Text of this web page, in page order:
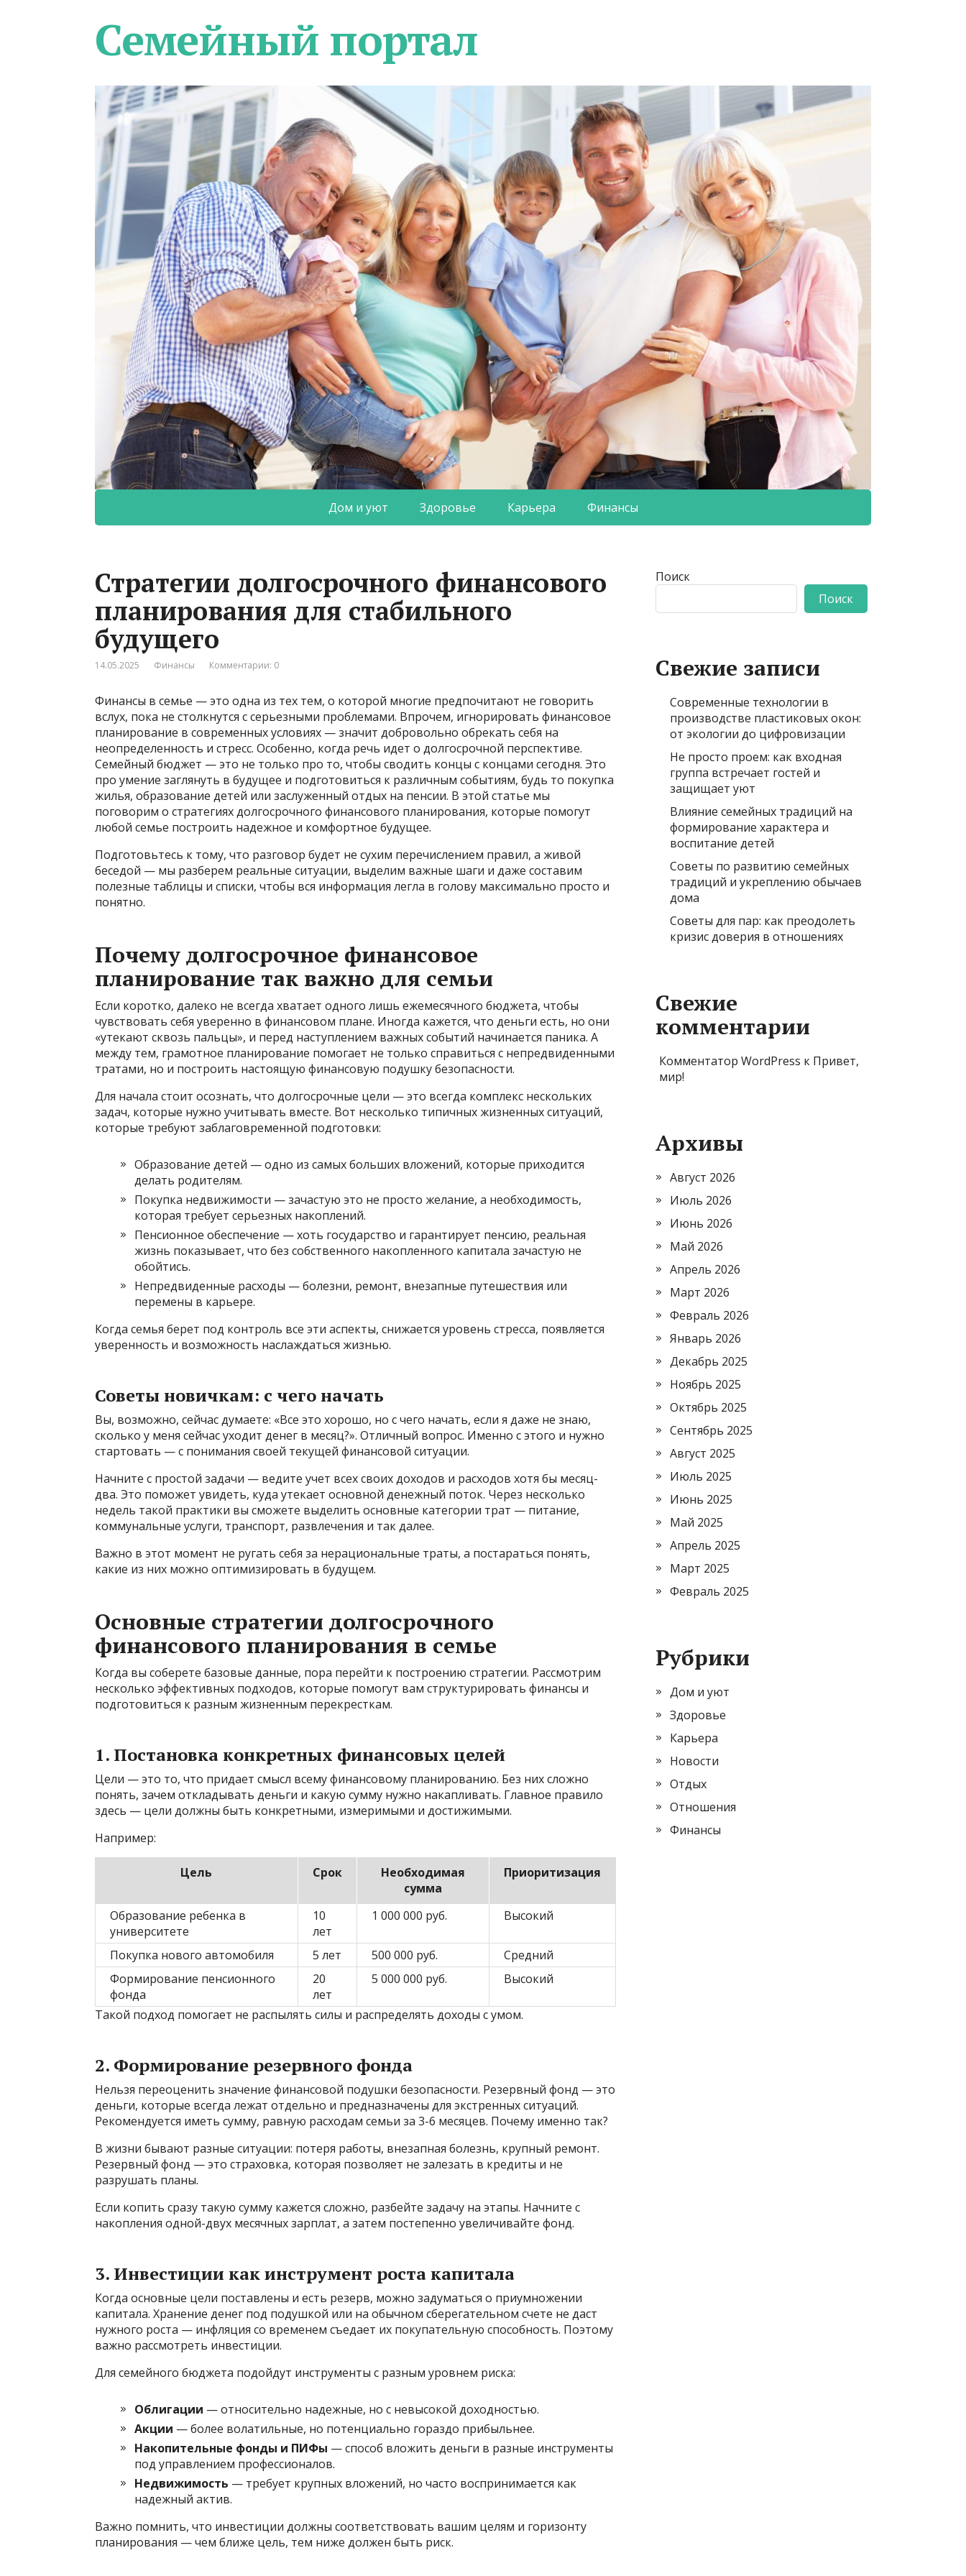
Семейный портал
Дом и уют Здоровье Карьера Финансы
Стратегии долгосрочного финансового
планирования для стабильного
будущего
14.05.2025 Финансы Комментарии: 0
Финансы в семье — это одна из тех тем, о которой многие предпочитают не говорить
вслух, пока не столкнутся с серьезными проблемами. Впрочем, игнорировать финансовое
планирование в современных условиях — значит добровольно обрекать себя на
неопределенность и стресс. Особенно, когда речь идет о долгосрочной перспективе.
Семейный бюджет — это не только про то, чтобы сводить концы с концами сегодня. Это
про умение заглянуть в будущее и подготовиться к различным событиям, будь то покупка
жилья, образование детей или заслуженный отдых на пенсии. В этой статье мы
поговорим о стратегиях долгосрочного финансового планирования, которые помогут
любой семье построить надежное и комфортное будущее.
Подготовьтесь к тому, что разговор будет не сухим перечислением правил, а живой
беседой — мы разберем реальные ситуации, выделим важные шаги и даже составим
полезные таблицы и списки, чтобы вся информация легла в голову максимально просто и
понятно.
Почему долгосрочное финансовое
планирование так важно для семьи
Если коротко, далеко не всегда хватает одного лишь ежемесячного бюджета, чтобы
чувствовать себя уверенно в финансовом плане. Иногда кажется, что деньги есть, но они
«утекают сквозь пальцы», и перед наступлением важных событий начинается паника. А
между тем, грамотное планирование помогает не только справиться с непредвиденными
тратами, но и построить настоящую финансовую подушку безопасности.
Для начала стоит осознать, что долгосрочные цели — это всегда комплекс нескольких
задач, которые нужно учитывать вместе. Вот несколько типичных жизненных ситуаций,
которые требуют заблаговременной подготовки:
Образование детей — одно из самых больших вложений, которые приходится
делать родителям.
Покупка недвижимости — зачастую это не просто желание, а необходимость,
которая требует серьезных накоплений.
Пенсионное обеспечение — хоть государство и гарантирует пенсию, реальная
жизнь показывает, что без собственного накопленного капитала зачастую не
обойтись.
Непредвиденные расходы — болезни, ремонт, внезапные путешествия или
перемены в карьере.
Когда семья берет под контроль все эти аспекты, снижается уровень стресса, появляется
уверенность и возможность наслаждаться жизнью.
Советы новичкам: с чего начать
Вы, возможно, сейчас думаете: «Все это хорошо, но с чего начать, если я даже не знаю,
сколько у меня сейчас уходит денег в месяц?». Отличный вопрос. Именно с этого и нужно
стартовать — с понимания своей текущей финансовой ситуации.
Начните с простой задачи — ведите учет всех своих доходов и расходов хотя бы месяц-
два. Это поможет увидеть, куда утекает основной денежный поток. Через несколько
недель такой практики вы сможете выделить основные категории трат — питание,
коммунальные услуги, транспорт, развлечения и так далее.
Важно в этот момент не ругать себя за нерациональные траты, а постараться понять,
какие из них можно оптимизировать в будущем.
Основные стратегии долгосрочного
финансового планирования в семье
Когда вы соберете базовые данные, пора перейти к построению стратегии. Рассмотрим
несколько эффективных подходов, которые помогут вам структурировать финансы и
подготовиться к разным жизненным перекресткам.
1. Постановка конкретных финансовых целей
Цели — это то, что придает смысл всему финансовому планированию. Без них сложно
понять, зачем откладывать деньги и какую сумму нужно накапливать. Главное правило
здесь — цели должны быть конкретными, измеримыми и достижимыми.
Например:
Цель Срок
Необходимая
сумма
Приоритизация
Образование ребенка в
университете
10
лет
1 000 000 руб. Высокий
Покупка нового автомобиля 5 лет 500 000 руб.
Средний
Формирование пенсионного
фонда
20
лет
5 000 000 руб. Высокий
Такой подход помогает не распылять силы и распределять доходы с умом.
2. Формирование резервного фонда
Нельзя переоценить значение финансовой подушки безопасности. Резервный фонд — это
деньги, которые всегда лежат отдельно и предназначены для экстренных ситуаций.
Рекомендуется иметь сумму, равную расходам семьи за 3-6 месяцев. Почему именно так?
В жизни бывают разные ситуации: потеря работы, внезапная болезнь, крупный ремонт.
Резервный фонд — это страховка, которая позволяет не залезать в кредиты и не
разрушать планы.
Если копить сразу такую сумму кажется сложно, разбейте задачу на этапы. Начните с
накопления одной-двух месячных зарплат, а затем постепенно увеличивайте фонд.
3. Инвестиции как инструмент роста капитала
Когда основные цели поставлены и есть резерв, можно задуматься о приумножении
капитала. Хранение денег под подушкой или на обычном сберегательном счете не даст
нужного роста — инфляция со временем съедает их покупательную способность. Поэтому
важно рассмотреть инвестиции.
Для семейного бюджета подойдут инструменты с разным уровнем риска:
Облигации — относительно надежные, но с невысокой доходностью.
Акции — более волатильные, но потенциально гораздо прибыльнее.
Накопительные фонды и ПИФы — способ вложить деньги в разные инструменты
под управлением профессионалов.
Недвижимость — требует крупных вложений, но часто воспринимается как
надежный актив.
Важно помнить, что инвестиции должны соответствовать вашим целям и горизонту
планирования — чем ближе цель, тем ниже должен быть риск.
Поиск
Поиск
Свежие записи
Современные технологии в
производстве пластиковых окон:
от экологии до цифровизации
Не просто проем: как входная
группа встречает гостей и
защищает уют
Влияние семейных традиций на
формирование характера и
воспитание детей
Советы по развитию семейных
традиций и укреплению обычаев
дома
Советы для пар: как преодолеть
кризис доверия в отношениях
Свежие
комментарии
Комментатор WordPress к Привет,
мир!
Архивы
Август 2026
Июль 2026
Июнь 2026
Май 2026
Апрель 2026
Март 2026
Февраль 2026
Январь 2026
Декабрь 2025
Ноябрь 2025
Октябрь 2025
Сентябрь 2025
Август 2025
Июль 2025
Июнь 2025
Май 2025
Апрель 2025
Март 2025
Февраль 2025
Рубрики
Дом и уют
Здоровье
Карьера
Новости
Отдых
Отношения
Финансы